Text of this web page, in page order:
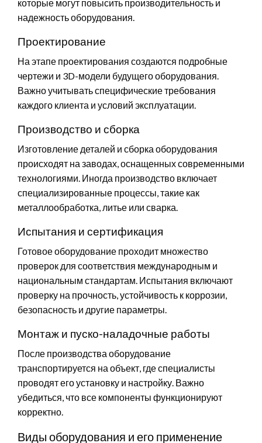
которые могут повысить производительность и
надежность оборудования.
Проектирование
На этапе проектирования создаются подробные
чертежи и 3D-модели будущего оборудования.
Важно учитывать специфические требования
каждого клиента и условий эксплуатации.
Производство и сборка
Изготовление деталей и сборка оборудования
происходят на заводах, оснащенных современными
технологиями. Иногда производство включает
специализированные процессы, такие как
металлообработка, литье или сварка.
Испытания и сертификация
Готовое оборудование проходит множество
проверок для соответствия международным и
национальным стандартам. Испытания включают
проверку на прочность, устойчивость к коррозии,
безопасность и другие параметры.
Монтаж и пуско-наладочные работы
После производства оборудование
транспортируется на объект, где специалисты
проводят его установку и настройку. Важно
убедиться, что все компоненты функционируют
корректно.
Виды оборудования и его применение